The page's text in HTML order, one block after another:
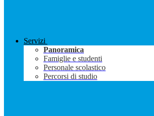
Servizi
Panoramica
Famiglie e studenti
Personale scolastico
Percorsi di studio